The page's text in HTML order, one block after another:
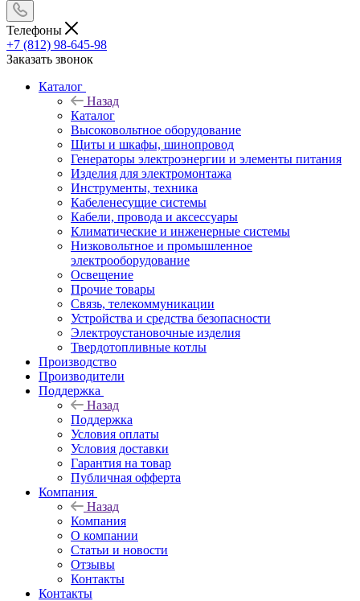
Телефоны
+7 (812) 98-645-98
Заказать звонок
Каталог
Назад
Каталог
Высоковольтное оборудование
Щиты и шкафы, шинопровод
Генераторы электроэнергии и элементы питания
Изделия для электромонтажа
Инструменты, техника
Кабеленесущие системы
Кабели, провода и аксессуары
Климатические и инженерные системы
Низковольтное и промышленное
электрооборудование
Освещение
Прочие товары
Связь, телекоммуникации
Устройства и средства безопасности
Электроустановочные изделия
Твердотопливные котлы
Производство
Производители
Поддержка
Назад
Поддержка
Условия оплаты
Условия доставки
Гарантия на товар
Публичная офферта
Компания
Назад
Компания
О компании
Статьи и новости
Отзывы
Контакты
Контакты